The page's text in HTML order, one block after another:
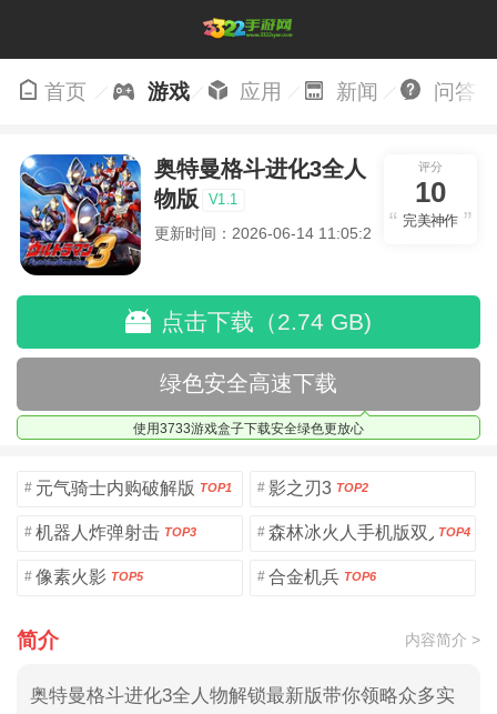
首页 游戏 应用 新闻 问答
奥特曼格斗进化3全人
物版
V1.1
更新时间：2026-06-14 11:05:27
评分
10
完美神作
点击下载（2.74 GB)
绿色安全高速下载
使用3733游戏盒子下载安全绿色更放心
# 元气骑士内购破解版 TOP1 # 影之刃3 TOP2
# 机器人炸弹射击 TOP3 # 森林冰火人手机版双人版
TOP4
# 像素火影 TOP5 # 合金机兵 TOP6
简介 内容简介 >
奥特曼格斗进化3全人物解锁最新版带你领略众多实